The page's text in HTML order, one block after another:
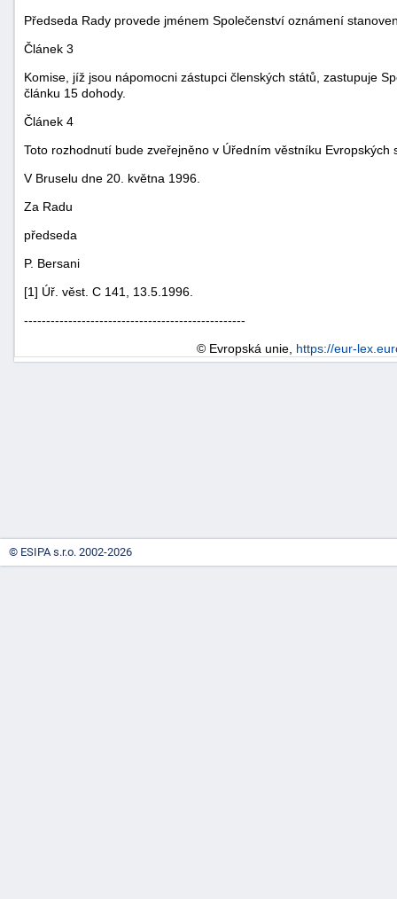
Předseda Rady provede jménem Společenství oznámení
Článek 3
Komise, jíž jsou nápomocni zástupci členských států, zastupuje
článku 15 dohody.
Článek 4
Toto rozhodnutí bude zveřejněno v Úředním věstníku Evropských
V Bruselu dne 20. května 1996.
Za Radu
předseda
P. Bersani
[1] Úř. věst. C 141, 13.5.1996.
--------------------------------------------------
© Evropská unie, https://eur-
© ESIPA s.r.o. 2002-2026